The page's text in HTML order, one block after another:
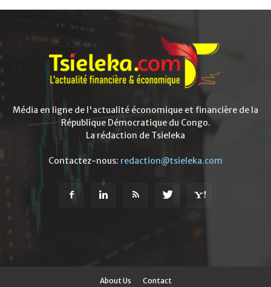
Média en ligne de l'actualité économique et financière de la
République Démocratique du Congo.
La rédaction de Tsieleka
Contactez-nous: redaction@tsieleka.com
About Us Contact